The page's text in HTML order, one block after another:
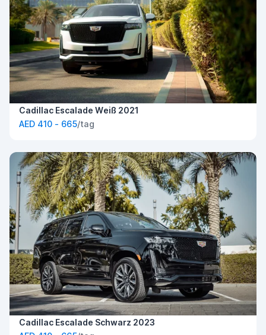
Cadillac Escalade Weiß 2021
AED 410 - 665/tag
Cadillac Escalade Schwarz 2023